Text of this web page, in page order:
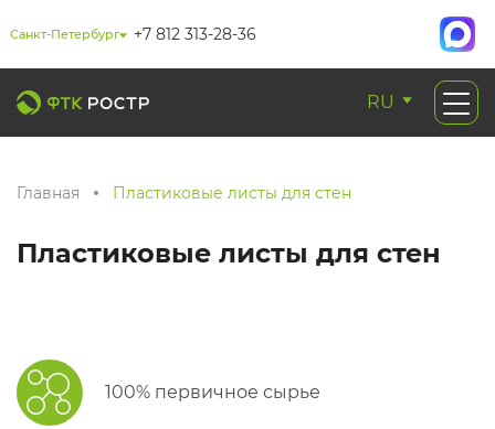
Санкт-Петербург +7 812 313-28-36
RU
Главная Пластиковые листы для стен
Пластиковые листы для стен
100% первичное сырье